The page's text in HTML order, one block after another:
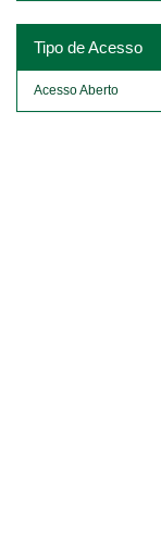
Tipo de Acesso
Acesso Aberto